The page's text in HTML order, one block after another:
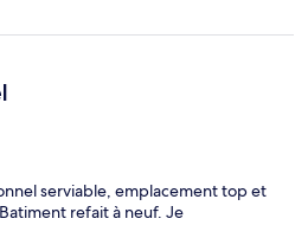
serviable, emplacement top et
refait à neuf. Je